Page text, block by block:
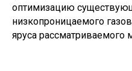
оптимизацию
низкопроницаемого
яруса рассматриваемого